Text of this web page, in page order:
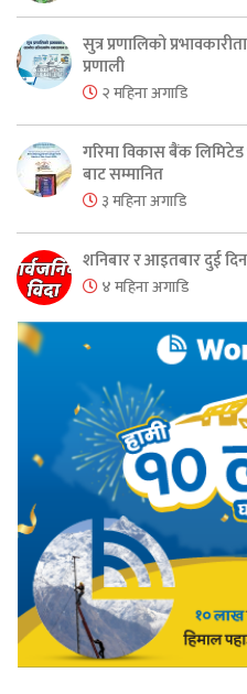
सुत्र प्रणालिको
प्रणाली
२ महिना अगाडि
गरिमा विकास बैंक
बाट सम्मानित
३ महिना अगाडि
शनिबार र आइतबार दुई
४ महिना अगाडि